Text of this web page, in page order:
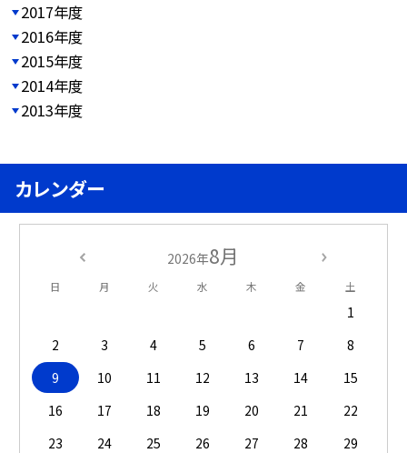
2017年度
2016年度
2015年度
2014年度
2013年度
カレンダー
2026年8月
日 月 火 水 木 金 土
1
2
3 4 5 6 7
8
9
10 11 12 13 14
15
16
17 18 19 20 21
22
23
24 25 26 27 28
29